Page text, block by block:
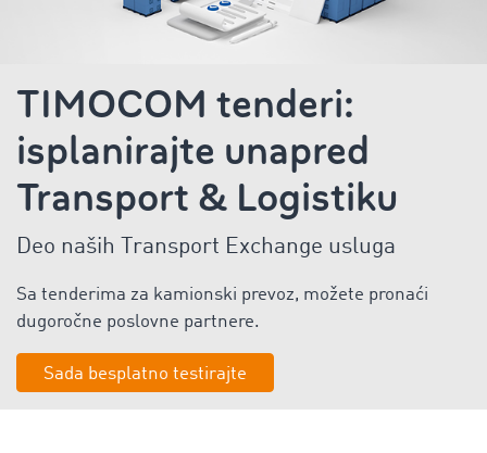
TIMOCOM tenderi:
isplanirajte unapred
Transport & Logistiku
Deo naših Transport Exchange usluga
Sa tenderima za kamionski prevoz, možete pronaći
dugoročne poslovne partnere.
Sada besplatno testirajte